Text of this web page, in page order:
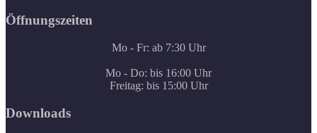
Öffnungszeiten
Mo - Fr: ab 7:30 Uhr
Mo - Do: bis 16:00 Uhr
Freitag: bis 15:00 Uhr
Downloads